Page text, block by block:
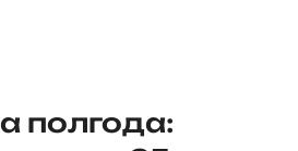
полгода: